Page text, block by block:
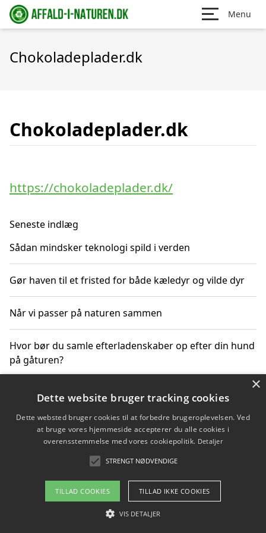
Menu
Chokoladeplader.dk
Chokoladeplader.dk
https://chokoladeplader.dk/
Seneste indlæg
Sådan mindsker teknologi spild i verden
Gør haven til et fristed for både kæledyr og vilde dyr
Når vi passer på naturen sammen
Hvor bør du samle efterladenskaber op efter din hund
på gåturen?
Sådan rydder du effektivt op efter et stort event
Copyright 2026 - Pilanto Aps
Om / kontakt
Blog Betingelser
×
Dette website bruger tracking cookies
Dette websted bruger cookies til at forbedre brugeroplevelsen. Ved
at bruge vores hjemmeside accepterer du alle cookies i
overensstemmelse med vores cookiepolitik. Detaljer
STRENGT NØDVENDIGE
TILLAD COOKIES TILLAD IKKE COOKIES
VIS DETALJER